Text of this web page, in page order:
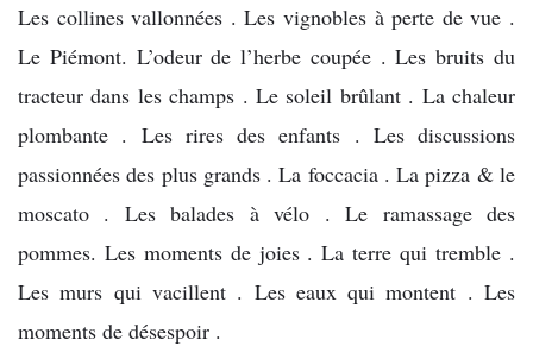
Les collines vallonnées . Les vignobles à perte de vue .
Le Piémont. L’odeur de l’herbe coupée . Les bruits du
tracteur dans les champs . Le soleil brûlant . La chaleur
plombante . Les rires des enfants . Les discussions
passionnées des plus grands . La foccacia . La pizza & le
moscato . Les balades à vélo . Le ramassage des
pommes. Les moments de joies . La terre qui tremble .
Les murs qui vacillent . Les eaux qui montent . Les
moments de désespoir .